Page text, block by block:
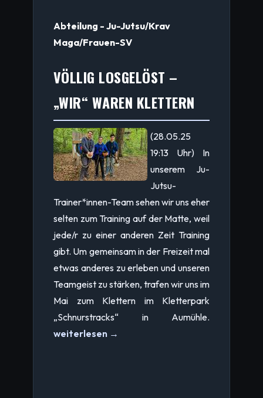
Abteilung - Ju-Jutsu/Krav
Maga/Frauen-SV
VÖLLIG LOSGELÖST –
„WIR“ WAREN KLETTERN
(28.05.25
19:13 Uhr) In
unserem Ju-
Jutsu-
Trainer*innen-Team sehen wir uns eher
selten zum Training auf der Matte, weil
jede/r zu einer anderen Zeit Training
gibt. Um gemeinsam in der Freizeit mal
etwas anderes zu erleben und unseren
Teamgeist zu stärken, trafen wir uns im
Mai zum Klettern im Kletterpark
„Schnurstracks“ in Aumühle.
weiterlesen →